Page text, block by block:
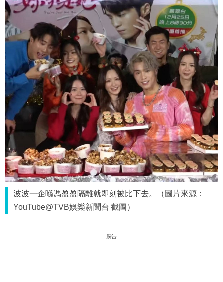
波波一企喺馮盈盈隔離就即刻被比下去。（圖片來源：
YouTube@TVB娛樂新聞台 截圖）
廣告